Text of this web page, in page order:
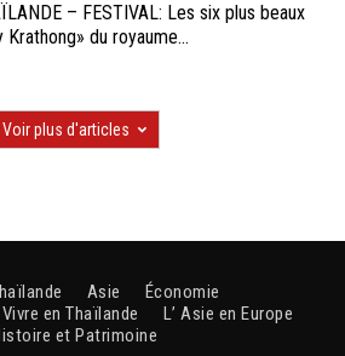
– FESTIVAL: Les six plus beaux
Krathong» du royaume...
Voir plus d'articles
Asie
Économie
Vivre en Thaïlande
L’ Asie en Europe
et Patrimoine